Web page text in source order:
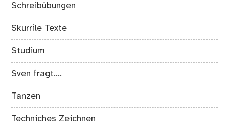
Schreibübungen
Skurrile Texte
Studium
Sven fragt….
Tanzen
Techniches Zeichnen